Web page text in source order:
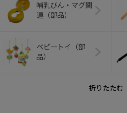
哺乳びん・マグ関
連（部品）
ベビートイ（部
品）